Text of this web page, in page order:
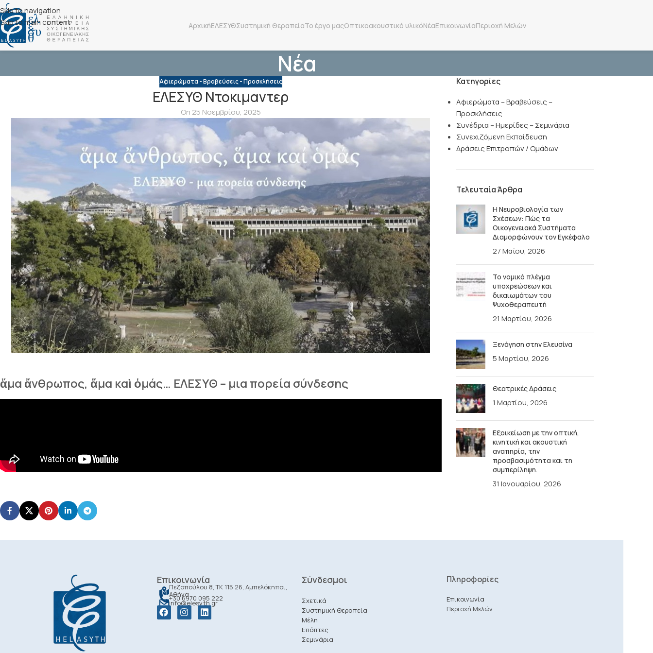
Skip to navigation
Skip to main content
ΑρχικήΕΛΕΣΥΘΣυστημική ΘεραπείαΤο έργο μαςΟπτικοακουστικό υλικόΝέαΕπικοινωνίαΠεριοχή Μελών
Νέα
Αφιερώματα - Βραβεύσεις - Προσκλήσεις
ΕΛΕΣΥΘ Ντοκιμαντερ
On 25 Νοεμβρίου, 2025
ἅμα ἄνθρωπος, ἅμα καὶ ὁμάς… ΕΛΕΣΥΘ – μια πορεία σύνδεσης
Κατηγορίες
Αφιερώματα – Βραβεύσεις –
Προσκλήσεις
Συνέδρια – Ημερίδες – Σεμινάρια
Συνεχιζόμενη Εκπαίδευση
Δράσεις Επιτροπών / Ομάδων
Τελευταία Άρθρα
Η Νευροβιολογία των
Σχέσεων: Πώς τα
Οικογενειακά Συστήματα
Διαμορφώνουν τον Εγκέφαλο
27 Μαΐου, 2026
Το νομικό πλέγμα
υποχρεώσεων και
δικαιωμάτων του
Ψυχοθεραπευτή
21 Μαρτίου, 2026
Ξενάγηση στην Ελευσίνα
5 Μαρτίου, 2026
Θεατρικές Δράσεις
1 Μαρτίου, 2026
Εξοικείωση με την οπτική,
κινητική και ακουστική
αναπηρία, την
προσβασιμότητα και τη
συμπερίληψη.
31 Ιανουαρίου, 2026
Επικοινωνία
Πεζοπούλου 8, ΤΚ 115 26, Αμπελόκηποι,
Αθήνα
+30 6970 095 222
info@elesyth.gr
Σύνδεσμοι
Σχετικά
Συστημική Θεραπεία
Μέλη
Επόπτες
Σεμινάρια
Πληροφορίες
Επικοινωνία
Περιοχή Μελών